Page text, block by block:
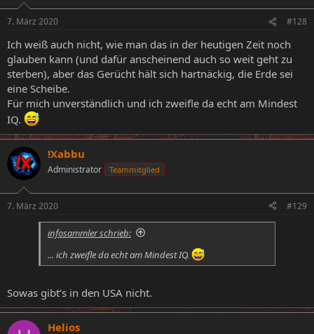
7. März 2020 #128
Ich weiß auch nicht, wie man das in der heutigen Zeit noch
glauben kann (und dafür anscheinend auch so weit geht zu
sterben), aber das Gerücht hält sich hartnäckig, die Erde sei
eine Scheibe.
Für mich unverständlich und ich zweifle da echt am Mindest
IQ.
!Xabbu
Administrator Teammitglied
7. März 2020 #129
infosammler schrieb:
... ich zweifle da echt am Mindest IQ.
Sowas gibt‘s in den USA nicht.
Helios